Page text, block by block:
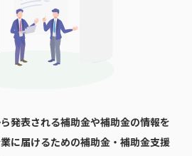
発表される補助金や補助金の情報を
に届けるための補助金・補助金支援